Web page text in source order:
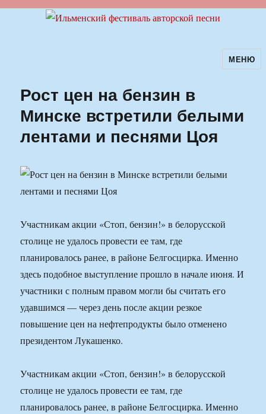
Ильменский фестиваль авторскойМЕНЮ
Рост цен на бензин в
Минске встретили белыми
лентами и песнями Цоя
Участникам акции «Стоп, бензин!» в белорусской
столице не удалось провести ее там, где
планировалось ранее, в районе Белгосцирка. Именно
здесь подобное выступление прошло в начале июня. И
участники с полным правом могли бы считать его
удавшимся — через день после акции резкое
повышение цен на нефтепродукты было отменено
президентом Лукашенко.
Участникам акции «Стоп, бензин!» в белорусской
столице не удалось провести ее там, где
планировалось ранее, в районе Белгосцирка. Именно